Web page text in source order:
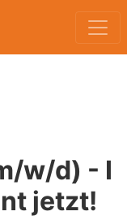
w/d) - I
jetzt!